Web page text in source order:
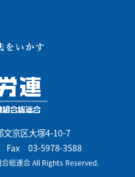
文京区大塚4-10-7
03-5978-3588
総連合 All Rights Reserved.